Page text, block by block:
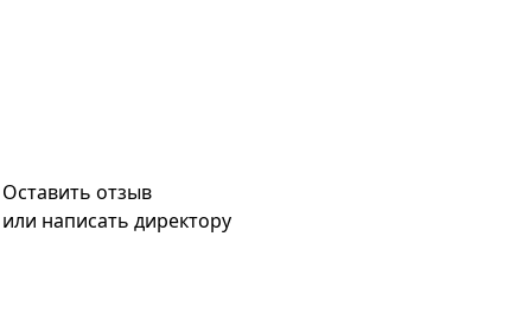
Оставить отзыв
или написать директору